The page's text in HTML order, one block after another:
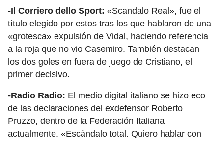
-Il Corriero dello Sport: «Scandalo Real», fue el
título elegido por estos tras los que hablaron de una
«grotesca» expulsión de Vidal, haciendo referencia
a la roja que no vio Casemiro. También destacan
los dos goles en fuera de juego de Cristiano, el
primer decisivo.
-Radio Radio: El medio digital italiano se hizo eco
de las declaraciones del exdefensor Roberto
Pruzzo, dentro de la Federación Italiana
actualmente. «Escándalo total. Quiero hablar con